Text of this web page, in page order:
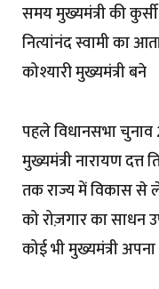
समय मुख्यमंत्री की
नित्यांनंद स्वामी का
कोश्यारी मुख्यमंत्री बने
पहले विधानसभा चुनाव
मुख्यमंत्री नारायण दत्त
तक राज्य में विकास से
को रोज़गार का साधन
कोई भी मुख्यमंत्री